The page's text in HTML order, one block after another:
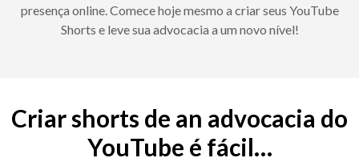
presença online. Comece hoje mesmo a criar seus YouTube
Shorts e leve sua advocacia a um novo nível!
Criar shorts de an advocacia do
YouTube é fácil…